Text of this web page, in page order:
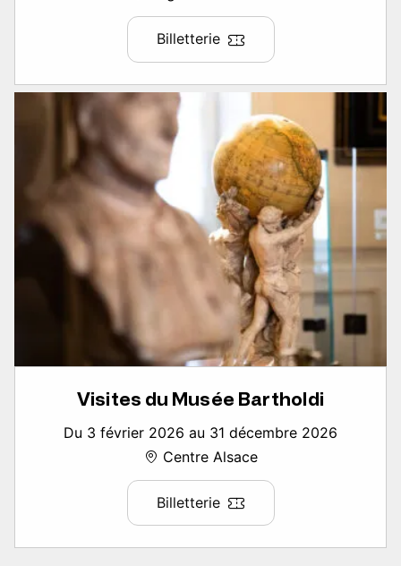
Billetterie
Visites du Musée Bartholdi
Du 3 février 2026 au 31 décembre 2026
Centre Alsace
Billetterie